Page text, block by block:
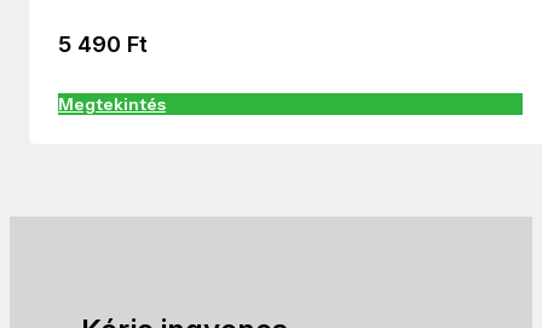
5 490 Ft
Megtekintés